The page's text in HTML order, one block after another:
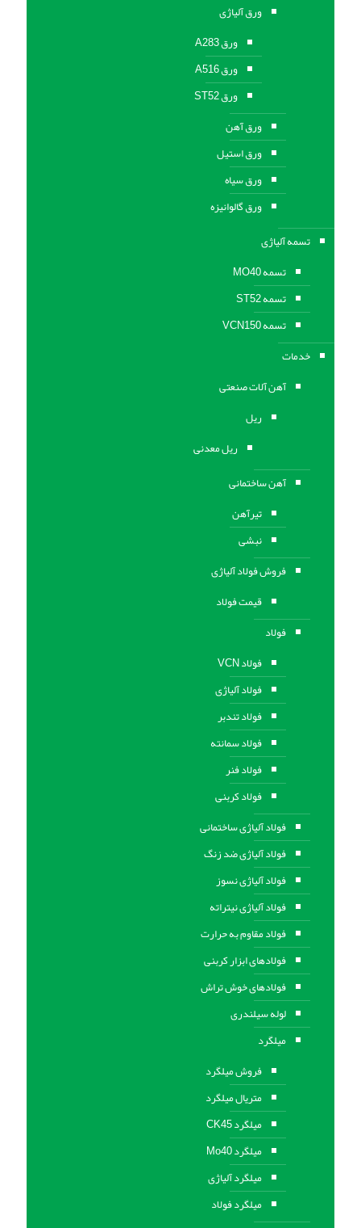
ورق آلیاژی
ورق A283
ورق A516
ورق ST52
ورق آهن
ورق استیل
ورق سیاه
ورق گالوانیزه
تسمه آلیاژی
تسمه MO40
تسمه ST52
تسمه VCN150
خدمات
آهن آلات صنعتی
ریل
ریل معدنی
آهن ساختمانی
تیرآهن
نبشی
فروش فولاد آلیاژی
قیمت فولاد
فولاد
فولاد VCN
فولاد آلیاژی
فولاد تندبر
فولاد سمانته
فولاد فنر
فولاد کربنی
فولاد آلیاژی ساختمانی
فولاد آلیاژی ضد زنگ
فولاد آلیاژی نسوز
فولاد آلیاژی نیتراته
فولاد مقاوم به حرارت
فولادهای ابزار کربنی
فولادهای خوش تراش
لوله سیلندری
میلگرد
فروش میلگرد
متریال میلگرد
میلگرد CK45
میلگرد Mo40
میلگرد آلیاژی
میلگرد فولاد